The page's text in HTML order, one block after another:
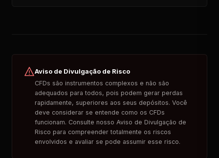
Aviso de Divulgação de Risco
CFDs são instrumentos complexos e não são
adequados para todos, pois podem gerar perdas
rapidamente, superiores aos seus depósitos. Você
deve considerar se entende como os CFDs
funcionam. Consulte nosso Aviso de Divulgação de
Risco para compreender totalmente os riscos
envolvidos e avaliar se pode assumir esse risco.